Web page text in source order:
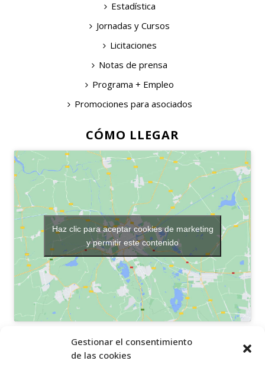
Gestionar el consentimiento
de las cookies
Estadística
Jornadas y Cursos
Licitaciones
Notas de prensa
Programa + Empleo
Promociones para asociados
CÓMO LLEGAR
Haz clic para aceptar cookies de marketing
y permitir este contenido
OTROS ENLACES